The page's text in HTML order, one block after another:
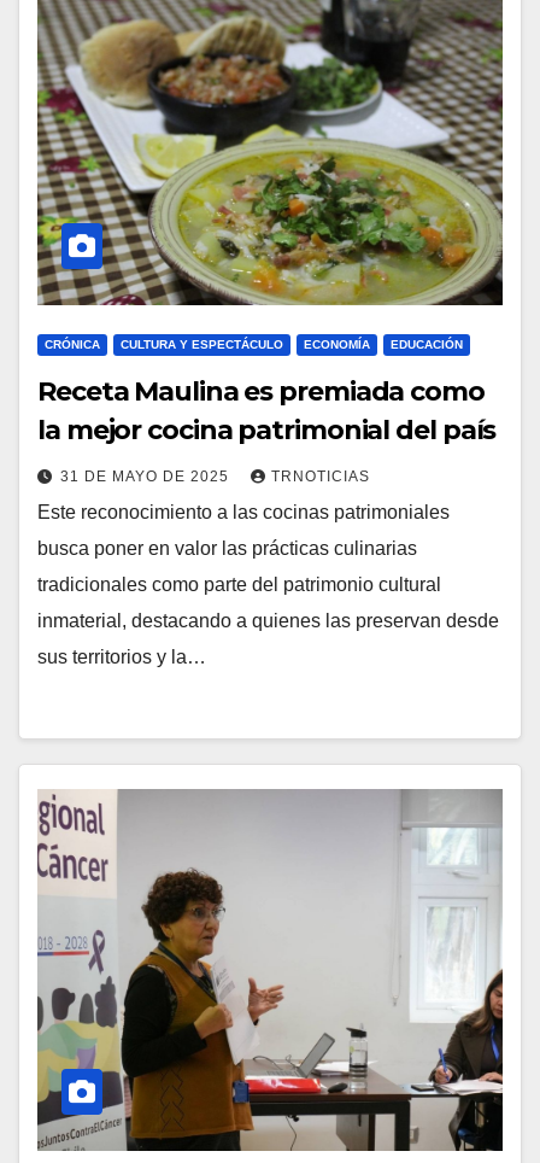
CRÓNICA CULTURA Y ESPECTÁCULO ECONOMÍA EDUCACIÓN
Receta Maulina es premiada como
la mejor cocina patrimonial del país
31 DE MAYO DE 2025 TRNOTICIAS
Este reconocimiento a las cocinas patrimoniales
busca poner en valor las prácticas culinarias
tradicionales como parte del patrimonio cultural
inmaterial, destacando a quienes las preservan desde
sus territorios y la…